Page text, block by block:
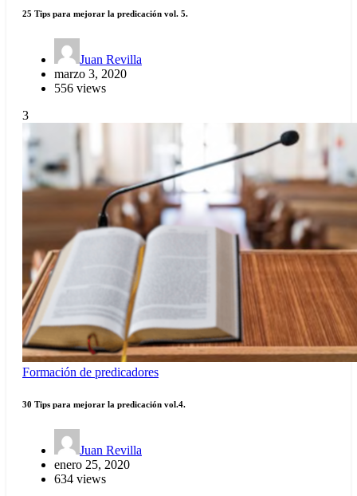
25 Tips para mejorar la predicación vol. 5.
Juan Revilla
marzo 3, 2020
556 views
3
Formación de predicadores
30 Tips para mejorar la predicación vol.4.
Juan Revilla
enero 25, 2020
634 views